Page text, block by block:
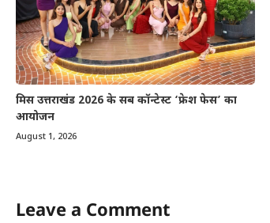
मिस उत्तराखंड 2026 के सब कॉन्टेस्ट ‘फ्रेश फेस’ का
आयोजन
August 1, 2026
Leave a Comment